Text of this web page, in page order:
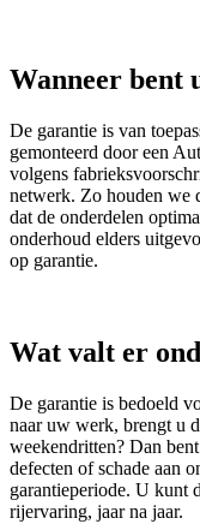
Wanneer bent
De garantie is van
gemonteerd door een
volgens
netwerk. Zo houden we
dat de onderdelen
onderhoud elders
op garantie.
Wat valt er
De garantie is bedoeld
naar uw werk, brengt u
weekendritten? Dan
defecten of schade aan
garantieperiode. U kunt
rijervaring, jaar na jaar.